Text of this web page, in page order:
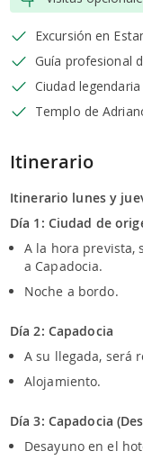
Excursión en
Guía profesional
Ciudad
Templo de
Itinerario
Itinerario lunes y
Día 1: Ciudad de
A la hora prevista,
a Capadocia.
Noche a bordo.
Día 2: Capadocia
A su llegada, será
Alojamiento.
Día 3: Capadocia
Desayuno en el